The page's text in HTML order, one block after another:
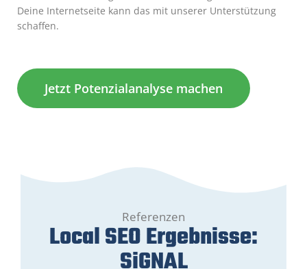
Deine Internetseite kann das mit unserer Unterstützung
schaffen.
Jetzt Potenzialanalyse machen
Referenzen
Local SEO Ergebnisse: